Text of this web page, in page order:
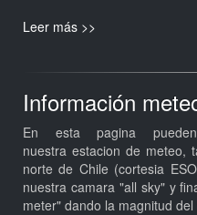
Leer más >>
Información
En esta pagina
nuestra estacion de meteo,
norte de Chile (cortesia
nuestra camara "all sky" y
meter" dando la magnitud